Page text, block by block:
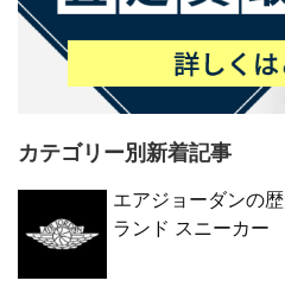
カテゴリー別新着記事
エアジョーダンの
ランド スニーカー